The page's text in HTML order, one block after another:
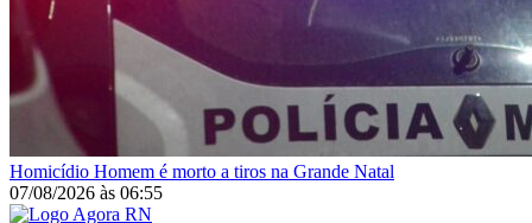
Homicídio Homem é morto a tiros na Grande Natal
07/08/2026 às 06:55